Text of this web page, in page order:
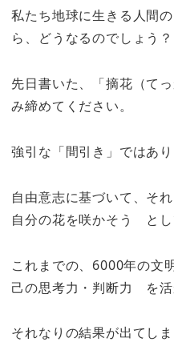
私たち地球に生きる人間
ら、どうなるのでしょう？
先日書いた、「摘花（
み締めてください。
強引な「間引き」ではあり
自由意志に基づいて、そ
自分の花を咲かそう とし
これまでの、6000年の文
己の思考力・判断力 を活
それなりの結果が出てしま